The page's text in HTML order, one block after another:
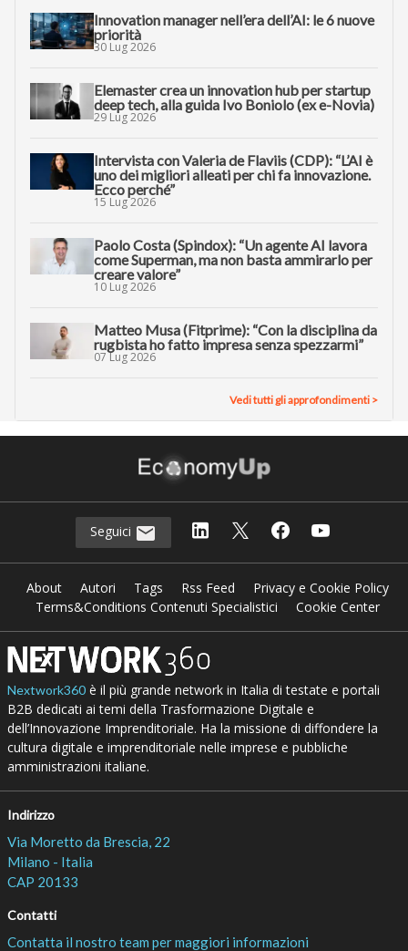
Innovation manager nell’era dell’AI: le 6 nuove
priorità
30 Lug 2026
Elemaster crea un innovation hub per startup
deep tech, alla guida Ivo Boniolo (ex e-Novia)
29 Lug 2026
Intervista con Valeria de Flaviis (CDP): “L’AI è
uno dei migliori alleati per chi fa innovazione.
Ecco perché”
15 Lug 2026
Paolo Costa (Spindox): “Un agente AI lavora
come Superman, ma non basta ammirarlo per
creare valore”
10 Lug 2026
Matteo Musa (Fitprime): “Con la disciplina da
rugbista ho fatto impresa senza spezzarmi”
07 Lug 2026
Vedi tutti gli approfondimenti >
Seguici
About Autori Tags Rss Feed
Privacy e Cookie Policy
Terms&Conditions Contenuti Specialistici
Cookie Center
Nextwork360è il più grande network in Italia di testate e portali
B2B dedicati ai temi della Trasformazione Digitale e
dell’Innovazione Imprenditoriale. Ha la missione di diffondere la
cultura digitale e imprenditoriale nelle imprese e pubbliche
amministrazioni italiane.
Indirizzo
Via Moretto da Brescia, 22
Milano - Italia
CAP 20133
Contatti
Contatta il nostro team per maggiori informazioni